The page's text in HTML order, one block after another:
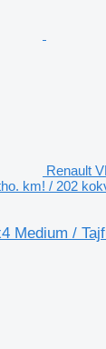
Renault
km! / 202
Medium /